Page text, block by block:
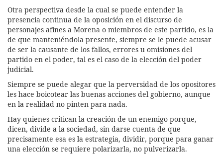
Otra perspectiva desde la cual se puede entender la
presencia continua de la oposición en el discurso de
personajes afines a Morena o miembros de este partido, es la
de que manteniéndola presente, siempre se le puede acusar
de ser la causante de los fallos, errores u omisiones del
partido en el poder, tal es el caso de la elección del poder
judicial.
Siempre se puede alegar que la perversidad de los opositores
les hace boicotear las buenas acciones del gobierno, aunque
en la realidad no pinten para nada.
Hay quienes critican la creación de un enemigo porque,
dicen, divide a la sociedad, sin darse cuenta de que
precisamente esa es la estrategia, dividir, porque para ganar
una elección se requiere polarizarla, no pulverizarla.